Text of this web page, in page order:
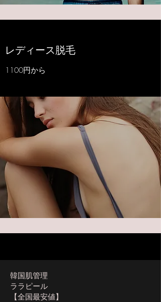
​​レディース脱毛
1100円から
韓国肌管理
ララピール
【全国最安値】